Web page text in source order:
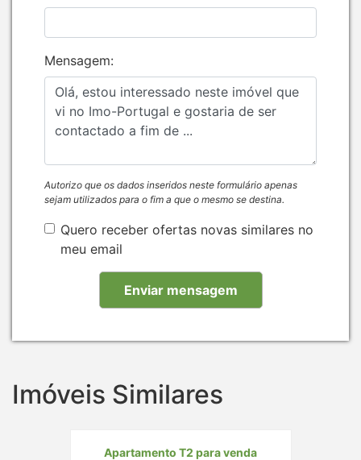
Mensagem:
Autorizo que os dados inseridos neste formulário apenas
sejam utilizados para o fim a que o mesmo se destina.
Quero receber ofertas novas similares no
meu email
Imóveis Similares
Apartamento T2 para venda